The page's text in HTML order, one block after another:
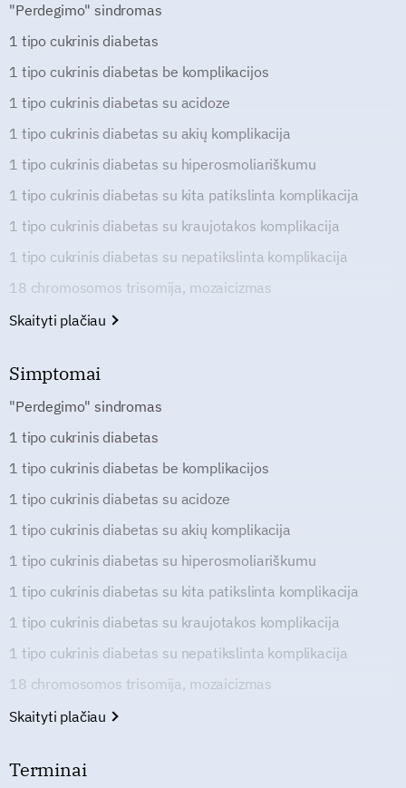
"Perdegimo" sindromas
1 tipo cukrinis diabetas
1 tipo cukrinis diabetas be komplikacijos
1 tipo cukrinis diabetas su acidoze
1 tipo cukrinis diabetas su akių komplikacija
1 tipo cukrinis diabetas su hiperosmoliariškumu
1 tipo cukrinis diabetas su kita patikslinta komplikacija
1 tipo cukrinis diabetas su kraujotakos komplikacija
1 tipo cukrinis diabetas su nepatikslinta komplikacija
18 chromosomos trisomija, mozaicizmas
Skaityti plačiau
Simptomai
"Perdegimo" sindromas
1 tipo cukrinis diabetas
1 tipo cukrinis diabetas be komplikacijos
1 tipo cukrinis diabetas su acidoze
1 tipo cukrinis diabetas su akių komplikacija
1 tipo cukrinis diabetas su hiperosmoliariškumu
1 tipo cukrinis diabetas su kita patikslinta komplikacija
1 tipo cukrinis diabetas su kraujotakos komplikacija
1 tipo cukrinis diabetas su nepatikslinta komplikacija
18 chromosomos trisomija, mozaicizmas
Skaityti plačiau
Terminai